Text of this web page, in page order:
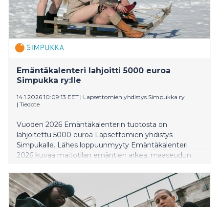
Emäntäkalenteri lahjoitti 5000 euroa
Simpukka ry:lle
14.1.2026 10:09:13 EET | Lapsettomien yhdistys Simpukka ry
| Tiedote
Vuoden 2026 Emäntäkalenterin tuotosta on
lahjoitettu 5000 euroa Lapsettomien yhdistys
Simpukalle. Lähes loppuunmyyty Emäntäkalenteri
2026 kuvaa maitotilan emäntien arkea, maaseudun
tavalla. Lahjoituksella edistetään tahattomasti
lapsettomien hyvinvointia.